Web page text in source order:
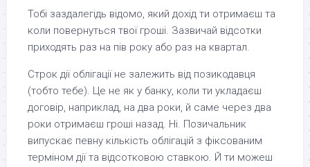
Тобі заздалегідь відомо, який дохід ти отримаєш та
коли повернуться твої гроші. Зазвичай відсотки
приходять раз на пів року або раз на квартал.
Строк дії облігації не залежить від позикодавця
(тобто тебе). Це не як у банку, коли ти укладаєш
договір, наприклад, на два роки, й саме через два
роки отримаєш гроші назад. Ні. Позичальник
випускає певну кількість облігацій з фіксованим
терміном дії та відсотковою ставкою. Й ти можеш